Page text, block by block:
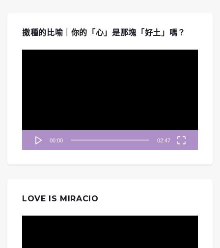
撒種的比喻｜你的「心」是那塊「好土」嗎？
00:00 02:47
LOVE IS MIRACIO